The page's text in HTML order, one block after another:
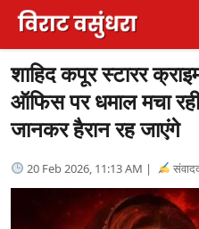
Skip
content
शाहिद कपूर स्टारर
ऑफिस पर धमाल मचा
जानकर हैरान रह जाएंगे
20 Feb 2026, 11:13 AM |